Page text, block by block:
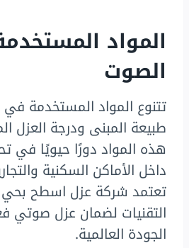
المواد
الصوت
تتنوع المواد المستخدمة
طبيعة المبنى ودرجة العزل
هذه المواد دورًا حيويًا في
داخل الأماكن السكنية
تعتمد شركة عزل اسطح
التقنيات لضمان عزل صوتي
الجودة العالمية.